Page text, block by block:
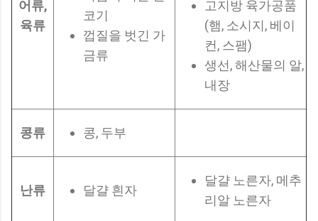
어류,
육류
코기
껍질을 벗긴 가
금류
고지방 육가공품
(햄, 소시지, 베이
컨, 스팸)
생선, 해산물의 알,
내장
콩류 콩, 두부
난류 달걀 흰자
달걀 노른자, 메추
리알 노른자